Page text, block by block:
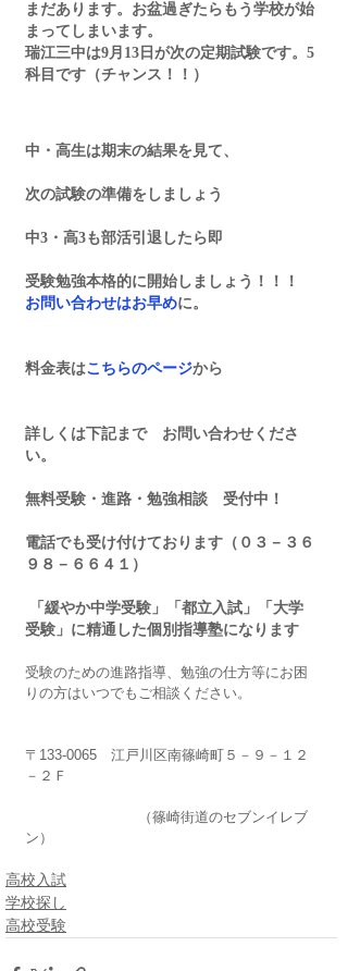
まだあります。お盆過ぎたらもう学校が始
まってしまいます。
瑞江三中は9月13日が次の定期試験です。5
科目です（チャンス！！）
中・高生は期末の結果を見て、
次の試験の準備をしましょう
中3・高3も部活引退したら即
受験勉強本格的に開始しましょう！！！
お問い合わせはお早めに。
料金表はこちらのページから
詳しくは下記まで　お問い合わせくださ
い。
無料受験・進路・勉強相談　受付中！
電話でも受け付けております（０３－３６
９８－６６４１）
受験」に精通した個別指導塾になります
受験のための進路指導、勉強の仕方等にお困
りの方はいつでもご相談ください。
〒133-0065　江戸川区南篠崎町５－９－１２
－２Ｆ
（篠崎街道のセブンイレブ
ン）
高校入試
学校探し
高校受験